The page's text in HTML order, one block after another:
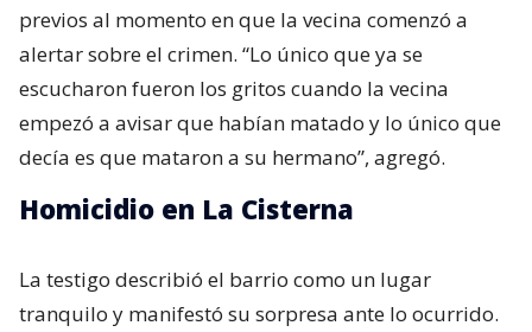
previos al momento en que la vecina comenzó a
alertar sobre el crimen. “Lo único que ya se
escucharon fueron los gritos cuando la vecina
empezó a avisar que habían matado y lo único que
decía es que mataron a su hermano”, agregó.
Homicidio en La Cisterna
La testigo describió el barrio como un lugar
tranquilo y manifestó su sorpresa ante lo ocurrido.